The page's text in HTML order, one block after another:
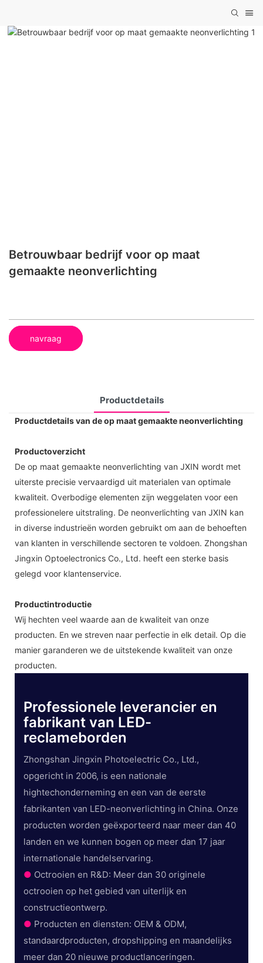
Betrouwbaar bedrijf voor op maat
gemaakte neonverlichting
navraag
Productdetails
Productdetails van de op maat gemaakte neonverlichting
Productoverzicht
De op maat gemaakte neonverlichting van JXIN wordt met
uiterste precisie vervaardigd uit materialen van optimale
kwaliteit. Overbodige elementen zijn weggelaten voor een
professionelere uitstraling. De neonverlichting van JXIN kan
in diverse industrieën worden gebruikt om aan de behoeften
van klanten in verschillende sectoren te voldoen. Zhongshan
Jingxin Optoelectronics Co., Ltd. heeft een sterke basis
gelegd voor klantenservice.
Productintroductie
Wij hechten veel waarde aan de kwaliteit van onze
producten. En we streven naar perfectie in elk detail. Op die
manier garanderen we de uitstekende kwaliteit van onze
producten.
Professionele leverancier en
fabrikant van LED-
reclameborden
Zhongshan Jingxin Photoelectric Co., Ltd.,
opgericht in 2006, is een nationale
hightechonderneming en een van de eerste
fabrikanten van LED-neonverlichting in China. Onze
producten worden geëxporteerd naar meer dan 40
landen en we kunnen bogen op meer dan 17 jaar
internationale handelservaring.
● Octrooien en R&D: Meer dan 30 originele
octrooien op het gebied van uiterlijk en
constructieontwerp.
● Producten en diensten: OEM & ODM,
standaardproducten, dropshipping en maandelijks
meer dan 20 nieuwe productlanceringen.